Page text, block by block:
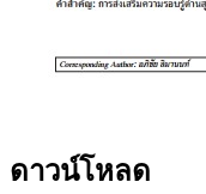
ดาวน์โหลด